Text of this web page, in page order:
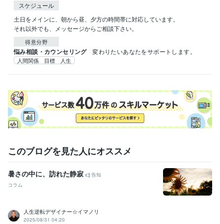
スケジュール
土日をメインに、朝から昼、夕方の時間帯に対応しています。
それ以外でも、メッセージからご相談下さい。
得意分野
悩み相談・カウンセリング 変わりたいあなたをサポートします。
人間関係 目標 人生
このブログを見た人にオススメ
暑さの中に、訪れた静寂
告知
コラム
人生逆転デザイナー☆イマノリ
2025/08/31 04:20